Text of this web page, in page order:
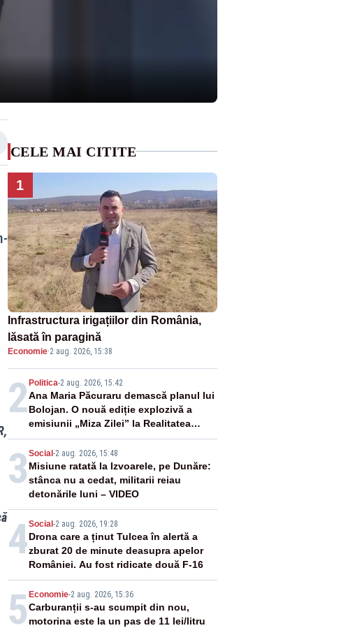
CELE MAI CITITE
1
Infrastructura irigațiilor din România,
lăsată în paragină
Economie·2 aug. 2026, 15:38
2Politica-2 aug. 2026, 15:42
Ana Maria Păcuraru demască planul lui
Bolojan. O nouă ediție explozivă a
emisiunii „Miza Zilei” la Realitatea
PLUS
3 Social-2 aug. 2026, 15:48
Misiune ratată la Izvoarele, pe Dunăre:
stânca nu a cedat, militarii reiau
detonările luni – VIDEO
4Social-2 aug. 2026, 19:28
Drona care a ținut Tulcea în alertă a
zburat 20 de minute deasupra apelor
României. Au fost ridicate două F-16
5 Economie-2 aug. 2026, 15:36
Carburanții s-au scumpit din nou,
motorina este la un pas de 11 lei/litru